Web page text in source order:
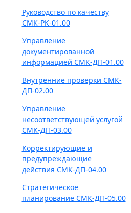
Руководство по качеству
СМК-РК-01.00
Управление
документированной
информацией СМК-ДП-01.00
Внутренние проверки СМК-
ДП-02.00
Управление
несоответствующей услугой
СМК-ДП-03.00
Корректирующие и
предупреждающие
действия СМК-ДП-04.00
Стратегическое
планирование СМК-ДП-05.00